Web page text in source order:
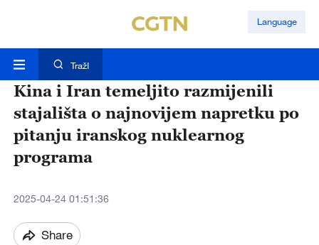
Language
TražI
Kina i Iran temeljito razmijenili
stajališta o najnovijem napretku po
pitanju iranskog nuklearnog
programa
2025-04-24 01:51:36
Share